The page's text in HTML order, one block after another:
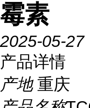
霉素
2025-05-27
产品详情
产地 重庆